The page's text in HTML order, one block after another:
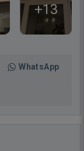
+13
WhatsApp